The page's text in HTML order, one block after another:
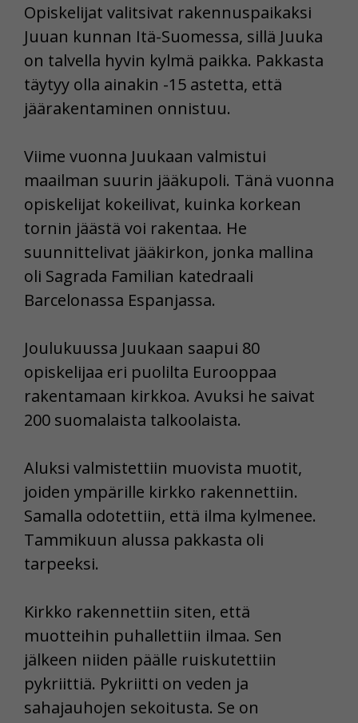
Opiskelijat valitsivat rakennuspaikaksi
Juuan kunnan Itä-Suomessa, sillä Juuka
on talvella hyvin kylmä paikka. Pakkasta
täytyy olla ainakin -15 astetta, että
jäärakentaminen onnistuu.
Viime vuonna Juukaan valmistui
maailman suurin jääkupoli. Tänä vuonna
opiskelijat kokeilivat, kuinka korkean
tornin jäästä voi rakentaa. He
suunnittelivat jääkirkon, jonka mallina
oli Sagrada Familian katedraali
Barcelonassa Espanjassa.
Joulukuussa Juukaan saapui 80
opiskelijaa eri puolilta Eurooppaa
rakentamaan kirkkoa. Avuksi he saivat
200 suomalaista talkoolaista.
Aluksi valmistettiin muovista muotit,
joiden ympärille kirkko rakennettiin.
Samalla odotettiin, että ilma kylmenee.
Tammikuun alussa pakkasta oli
tarpeeksi.
Kirkko rakennettiin siten, että
muotteihin puhallettiin ilmaa. Sen
jälkeen niiden päälle ruiskutettiin
pykriittiä. Pykriitti on veden ja
sahajauhojen sekoitusta. Se on